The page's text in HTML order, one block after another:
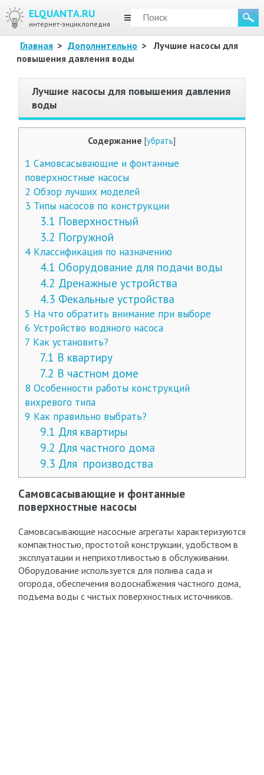
ELQUANTA.RU
интернет-энциклопедия
МЕНЮ
Главная > Дополнительно >
Лучшие насосы для
повышения давления воды
Лучшие насосы для повышения давления
воды
Содержание [убрать]
1 Самовсасывающие и фонтанные
поверхностные насосы
2 Обзор лучших моделей
3 Типы насосов по конструкции
3.1 Поверхностный
3.2 Погружной
4Классификация по назначению
4.1 Оборудование для подачи воды
4.2 Дренажные устройства
4.3 Фекальные устройства
5 На что обратить внимание при выборе
6 Устройство водяного насоса
7 Как установить?
7.1 В квартиру
7.2 В частном доме
8 Особенности работы конструкций
вихревого типа
9 Как правильно выбрать?
9.1 Для квартиры
9.2 Для частного дома
9.3 Для производства
Самовсасывающие и фонтанные
поверхностные насосы
Самовсасывающие насосные агрегаты характеризуются
компактностью, простотой конструкции, удобством в
эксплуатации и неприхотливостью в обслуживании.
Оборудование используется для полива сада и
огорода, обеспечения водоснабжения частного дома,
подъема воды с чистых поверхностных источников.